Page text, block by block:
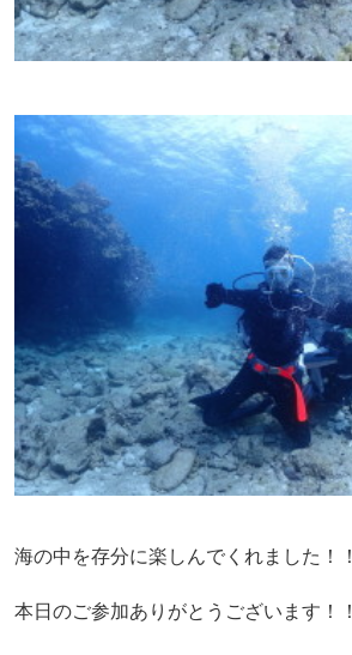
海の中を存分に楽しんでくれました！！
本日のご参加ありがとうございます！！